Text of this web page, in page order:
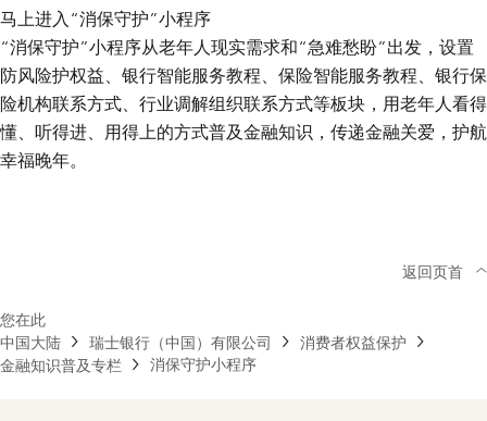
马上进入“消保守护”小程序
“消保守护”小程序从老年人现实需求和“急难愁盼”出发，设置
防风险护权益、银行智能服务教程、保险智能服务教程、银行保
险机构联系方式、行业调解组织联系方式等板块，用老年人看得
懂、听得进、用得上的方式普及金融知识，传递金融关爱，护航
幸福晚年。
您在此
中国大陆
瑞士银行（中国）有限公司
消费者权益保护
金融知识普及专栏
消保守护小程序
返回页首